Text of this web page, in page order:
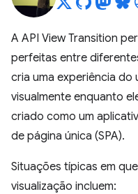
A API View Transition
perfeitas entre
cria uma experiência do
visualmente enquanto
criado como um
de página única (SPA).
Situações típicas em
visualização incluem: